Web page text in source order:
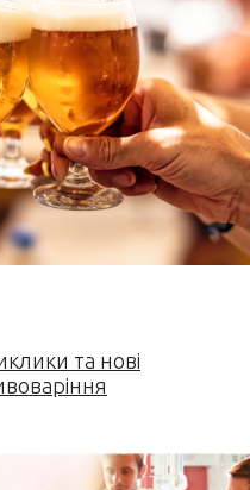
та нові